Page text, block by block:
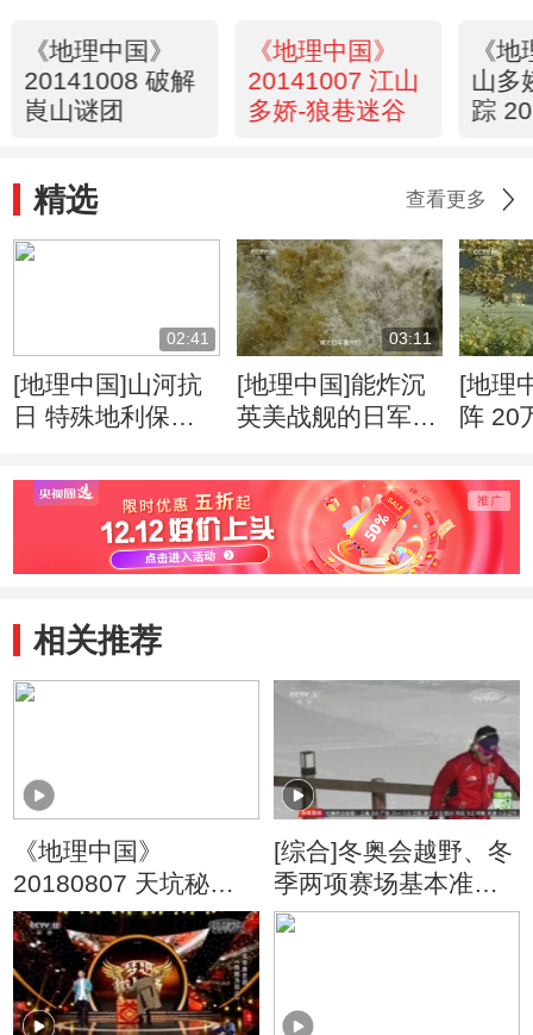
《地理中国》
20141008 破解
崀山谜团
《地理中国》
20141007 江山
多娇-狼巷迷谷
《
山多
踪
精选 查看更多
02:41
[地理中国]山河抗
日 特殊地利保护
03:11
[地理中国]能炸沉
英美战舰的日军为
[地理
阵 20
相关推荐
《地理中国》
20180807 天坑秘境·
天坑迷雾（上）
[综合]冬奥会越野、冬
季两项赛场基本准备
就绪